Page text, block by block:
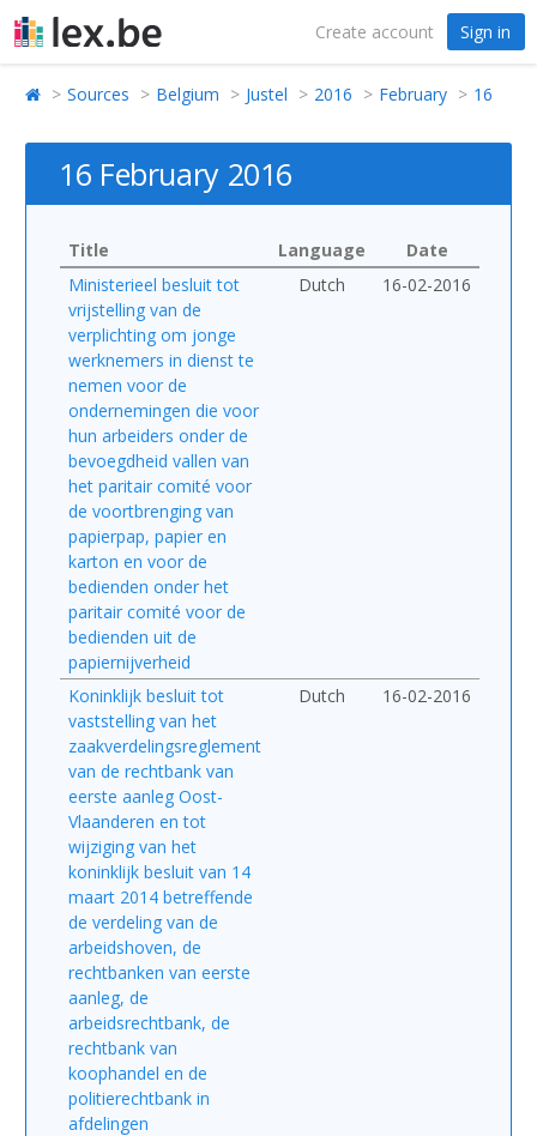
Create account Sign in
Sources Belgium Justel 2016 February 16
16 February 2016
Title Language
Date
Ministerieel besluit tot
vrijstelling van de
verplichting om jonge
werknemers in dienst te
nemen voor de
ondernemingen die voor
hun arbeiders onder de
bevoegdheid vallen van
het paritair comité voor
de voortbrenging van
papierpap, papier en
karton en voor de
bedienden onder het
paritair comité voor de
bedienden uit de
papiernijverheid
Dutch 16-02-2016
Koninklijk besluit tot
vaststelling van het
zaakverdelingsreglement
van de rechtbank van
eerste aanleg Oost-
Vlaanderen en tot
wijziging van het
koninklijk besluit van 14
maart 2014 betreffende
de verdeling van de
arbeidshoven, de
rechtbanken van eerste
aanleg, de
arbeidsrechtbank, de
rechtbank van
koophandel en de
politierechtbank in
afdelingen
Dutch 16-02-2016